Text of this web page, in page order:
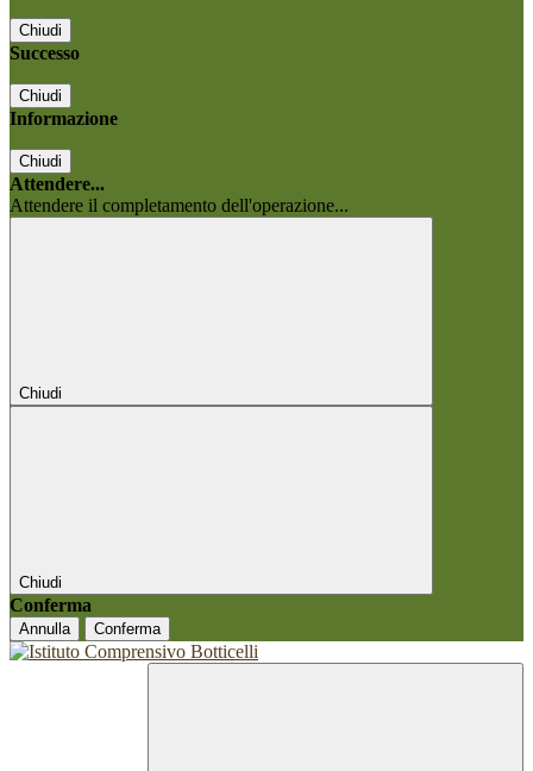
Chiudi
Successo
Chiudi
Informazione
Chiudi
Attendere...
Attendere il completamento dell'operazione...
Chiudi
Chiudi
Conferma
Annulla Conferma